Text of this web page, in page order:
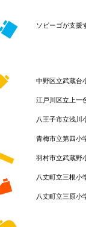
ソビーゴが支援
中野区立武蔵台
江戸川区立上一
八王子市立浅川
青梅市立第四小
羽村市立武蔵野
八丈町立三根小
八丈町立三原小